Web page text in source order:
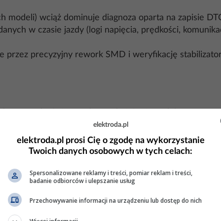
modeli) wciąż dominuje diagnoza oparta na zapisie
w czasie jazdy (logi napięcia, prędkości,
przez precyzyjny rework SMD i weryfikację
1 500 obr./min, z pełnym obciążeniem
<0,3–0,5 Vpp; na multimetrze w AC nie więcej
akumulator): rezystancja między CAN‑H i CAN‑L ≈60
pod obciążeniem: docelowo <0,1–0,2 V między
zasilania/komunikacji”. Lampka może pozostać do
elektroda.pl
elektroda.pl prosi Cię o zgodę na wykorzystanie
Twoich danych osobowych w tych celach:
Spersonalizowane reklamy i treści, pomiar reklam i treści,
badanie odbiorców i ulepszanie usług
Przechowywanie informacji na urządzeniu lub dostęp do nich